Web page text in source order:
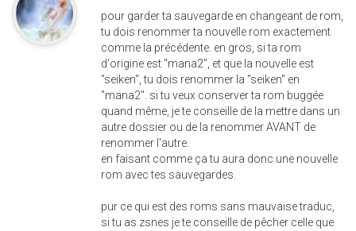
pour garder ta sauvegarde en changeant de rom,
tu dois renommer ta nouvelle rom exactement
comme la précédente. en gros, si ta rom
d'origine est "mana2", et que la nouvelle est
"seiken", tu dois renommer la "seiken" en
"mana2". si tu veux conserver ta rom buggée
quand même, je te conseille de la mettre dans un
autre dossier ou de la renommer AVANT de
renommer l'autre.
en faisant comme ça tu aura donc une nouvelle
rom avec tes sauvegardes.
pur ce qui est des roms sans mauvaise traduc,
si tu as zsnes je te conseille de pêcher celle que